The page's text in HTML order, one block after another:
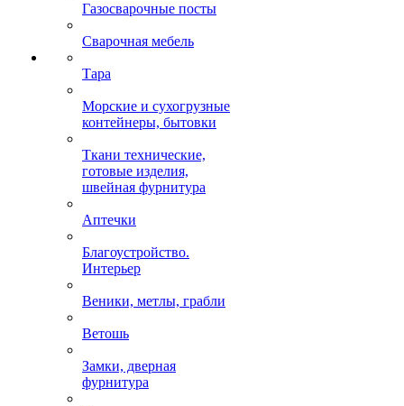
Газосварочные посты
Сварочная мебель
Тара
Морские и сухогрузные
контейнеры, бытовки
Ткани технические,
готовые изделия,
швейная фурнитура
Аптечки
Благоустройство.
Интерьер
Веники, метлы, грабли
Ветошь
Замки, дверная
фурнитура